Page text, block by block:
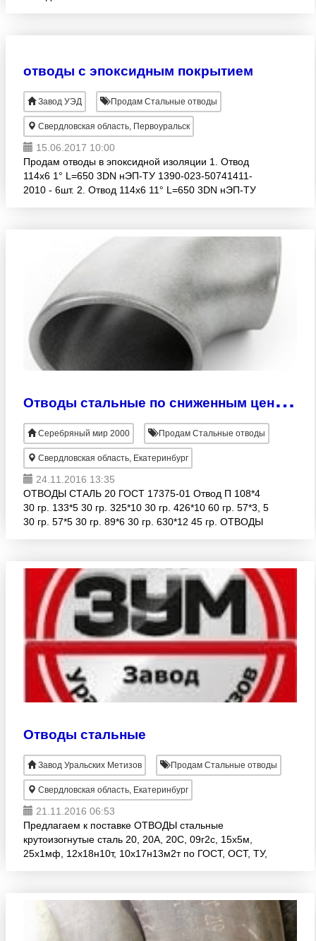
отводы с эпоксидным покрытием
Завод УЭД Продам Стальные отводы
Свердловская область, Первоуральск
15.06.2017 10:00
Продам отводы в эпоксидной изоляции 1. Отвод
114х6 1° L=650 3DN нЭП-ТУ 1390-023-50741411-
2010 - 6шт. 2. Отвод 114х6 11° L=650 3DN нЭП-ТУ
О
тводы стальные по сниженным ценам в наличии на складе. Скидки до 50%!
Серебряный мир 2000 Продам Стальные отводы
Свердловская область, Екатеринбург
24.11.2016 13:35
ОТВОДЫ СТАЛЬ 20 ГОСТ 17375-01 Отвод П 108*4
30 гр. 133*5 30 гр. 325*10 30 гр. 426*10 60 гр. 57*3, 5
30 гр. 57*5 30 гр. 89*6 30 гр. 630*12 45 гр. ОТВОДЫ
Отводы стальные
Завод Уральских Метизов Продам Стальные отводы
Свердловская область, Екатеринбург
21.11.2016 06:53
Предлагаем к поставке ОТВОДЫ стальные
крутоизогнутые сталь 20, 20А, 20С, 09г2с, 15х5м,
25х1мф, 12х18н10т, 10х17н13м2т по ГОСТ, ОСТ, ТУ,